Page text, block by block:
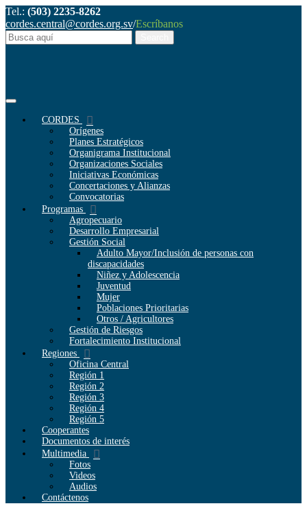
Tel.: (503) 2235-8262
cordes.central@cordes.org.sv/Escríbanos
CORDES
Orígenes
Planes Estratégicos
Organigrama Institucional
Organizaciones Sociales
Iniciativas Económicas
Concertaciones y Alianzas
Convocatorias
Programas
Agropecuario
Desarrollo Empresarial
Gestión Social
Adulto Mayor/Inclusión de personas con
discapacidades
Niñez y Adolescencia
Juventud
Mujer
Poblaciones Prioritarias
Otros / Agricultores
Gestión de Riesgos
Fortalecimiento Institucional
Regiones
Oficina Central
Región 1
Región 2
Región 3
Región 4
Región 5
Cooperantes
Documentos de interés
Multimedia
Fotos
Videos
Audios
Contáctenos